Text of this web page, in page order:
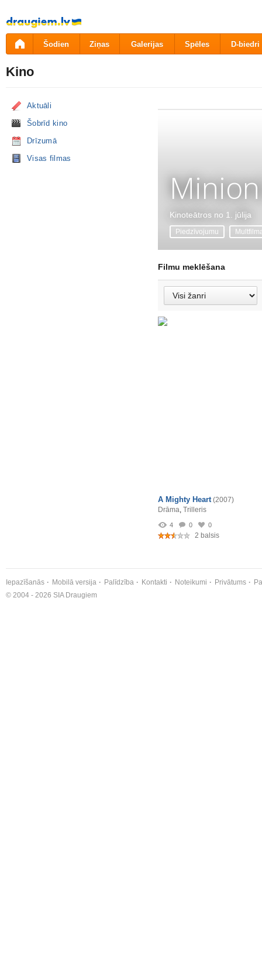
Pāriet
uz
saturu
Šodien Ziņas Galerijas Spēles D-biedri
Kino
Aktuāli
Šobrīd kino
Drīzumā
Visas filmas
Kinoteātros no 1. jūlija
Piedzīvojumu
Filmu meklēšana
A Mighty Heart (2007)
Drāma, Trilleris
4 0 0
2 balsis
Iepazīšanās Mobilā versija Palīdzība Kontakti Noteikumi Privātums
© 2004 - 2026 SIA Draugiem